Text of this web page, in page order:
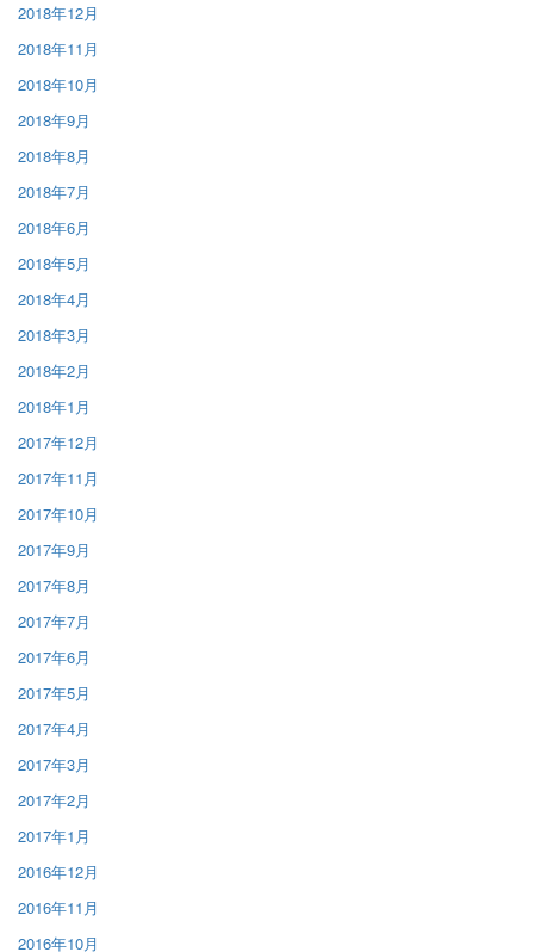
2018年12月
2018年11月
2018年10月
2018年9月
2018年8月
2018年7月
2018年6月
2018年5月
2018年4月
2018年3月
2018年2月
2018年1月
2017年12月
2017年11月
2017年10月
2017年9月
2017年8月
2017年7月
2017年6月
2017年5月
2017年4月
2017年3月
2017年2月
2017年1月
2016年12月
2016年11月
2016年10月